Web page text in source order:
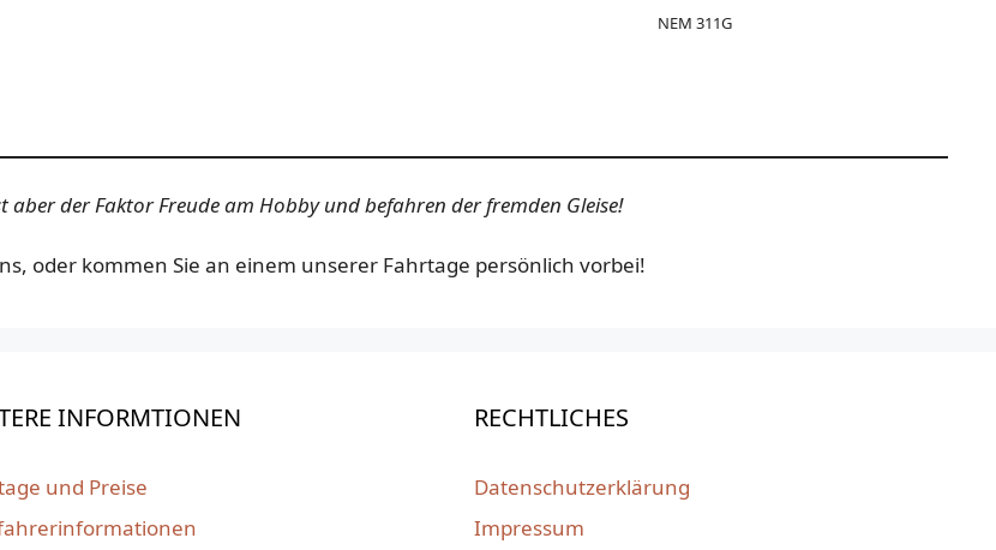
NEM 311G
aber der Faktor Freude am Hobby und befahren der fremden Gleise!
oder kommen Sie an einem unserer Fahrtage persönlich vorbei!
INFORMTIONEN
und Preise
RECHTLICHES
Datenschutzerklärung
Impressum